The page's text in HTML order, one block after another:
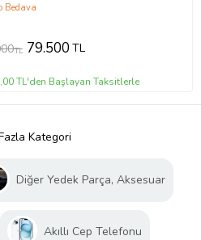
Bedava
TL 79.500TL
TL'den Başlayan Taksitlerle
Kategori
Diğer Yedek Parça, Aksesuar
Akıllı Cep Telefonu